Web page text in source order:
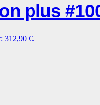
plus
312,90 €.